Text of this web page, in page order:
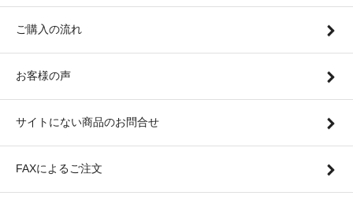
ご購入の流れ
お客様の声
サイトにない商品のお問合せ
FAXによるご注文